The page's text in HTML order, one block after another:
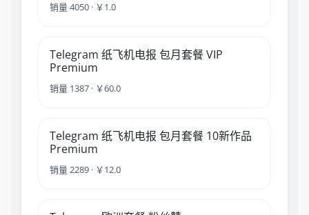
销量 4050 · ￥1.0
Telegram 纸飞机电报 包月套餐 VIP
Premium
销量 1387 · ￥60.0
Telegram 纸飞机电报 包月套餐 10新作品
Premium
销量 2289 · ￥12.0